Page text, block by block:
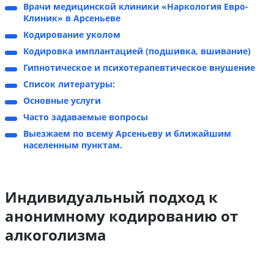
Врачи медицинской клиники «Наркология Евро-
Клиник» в Арсеньеве
Кодирование уколом
Кодировка имплантацией (подшивка, вшивание)
Гипнотическое и психотерапевтическое внушение
Список литературы:
Основные услуги
Часто задаваемые вопросы
Выезжаем по всему Арсеньеву и ближайшим
населенным пунктам.
Индивидуальный подход к
анонимному кодированию от
алкоголизма